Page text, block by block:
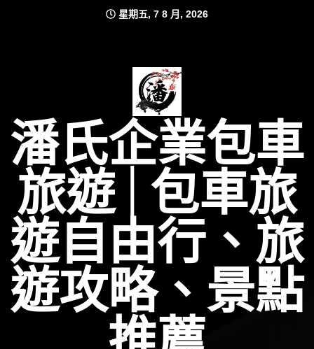
星期五, 7 8 月, 2026
潘氏企業包車
旅遊│包車旅
遊自由行、旅
遊攻略、景點